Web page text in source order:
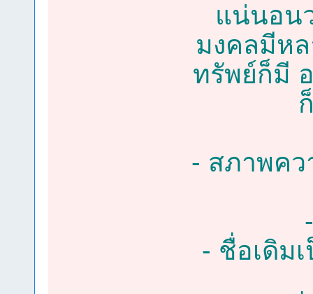
แน่นอน
มงคลมีห
ทรัพย์ก็มี
- สภาพค
- ชื่อเดิม